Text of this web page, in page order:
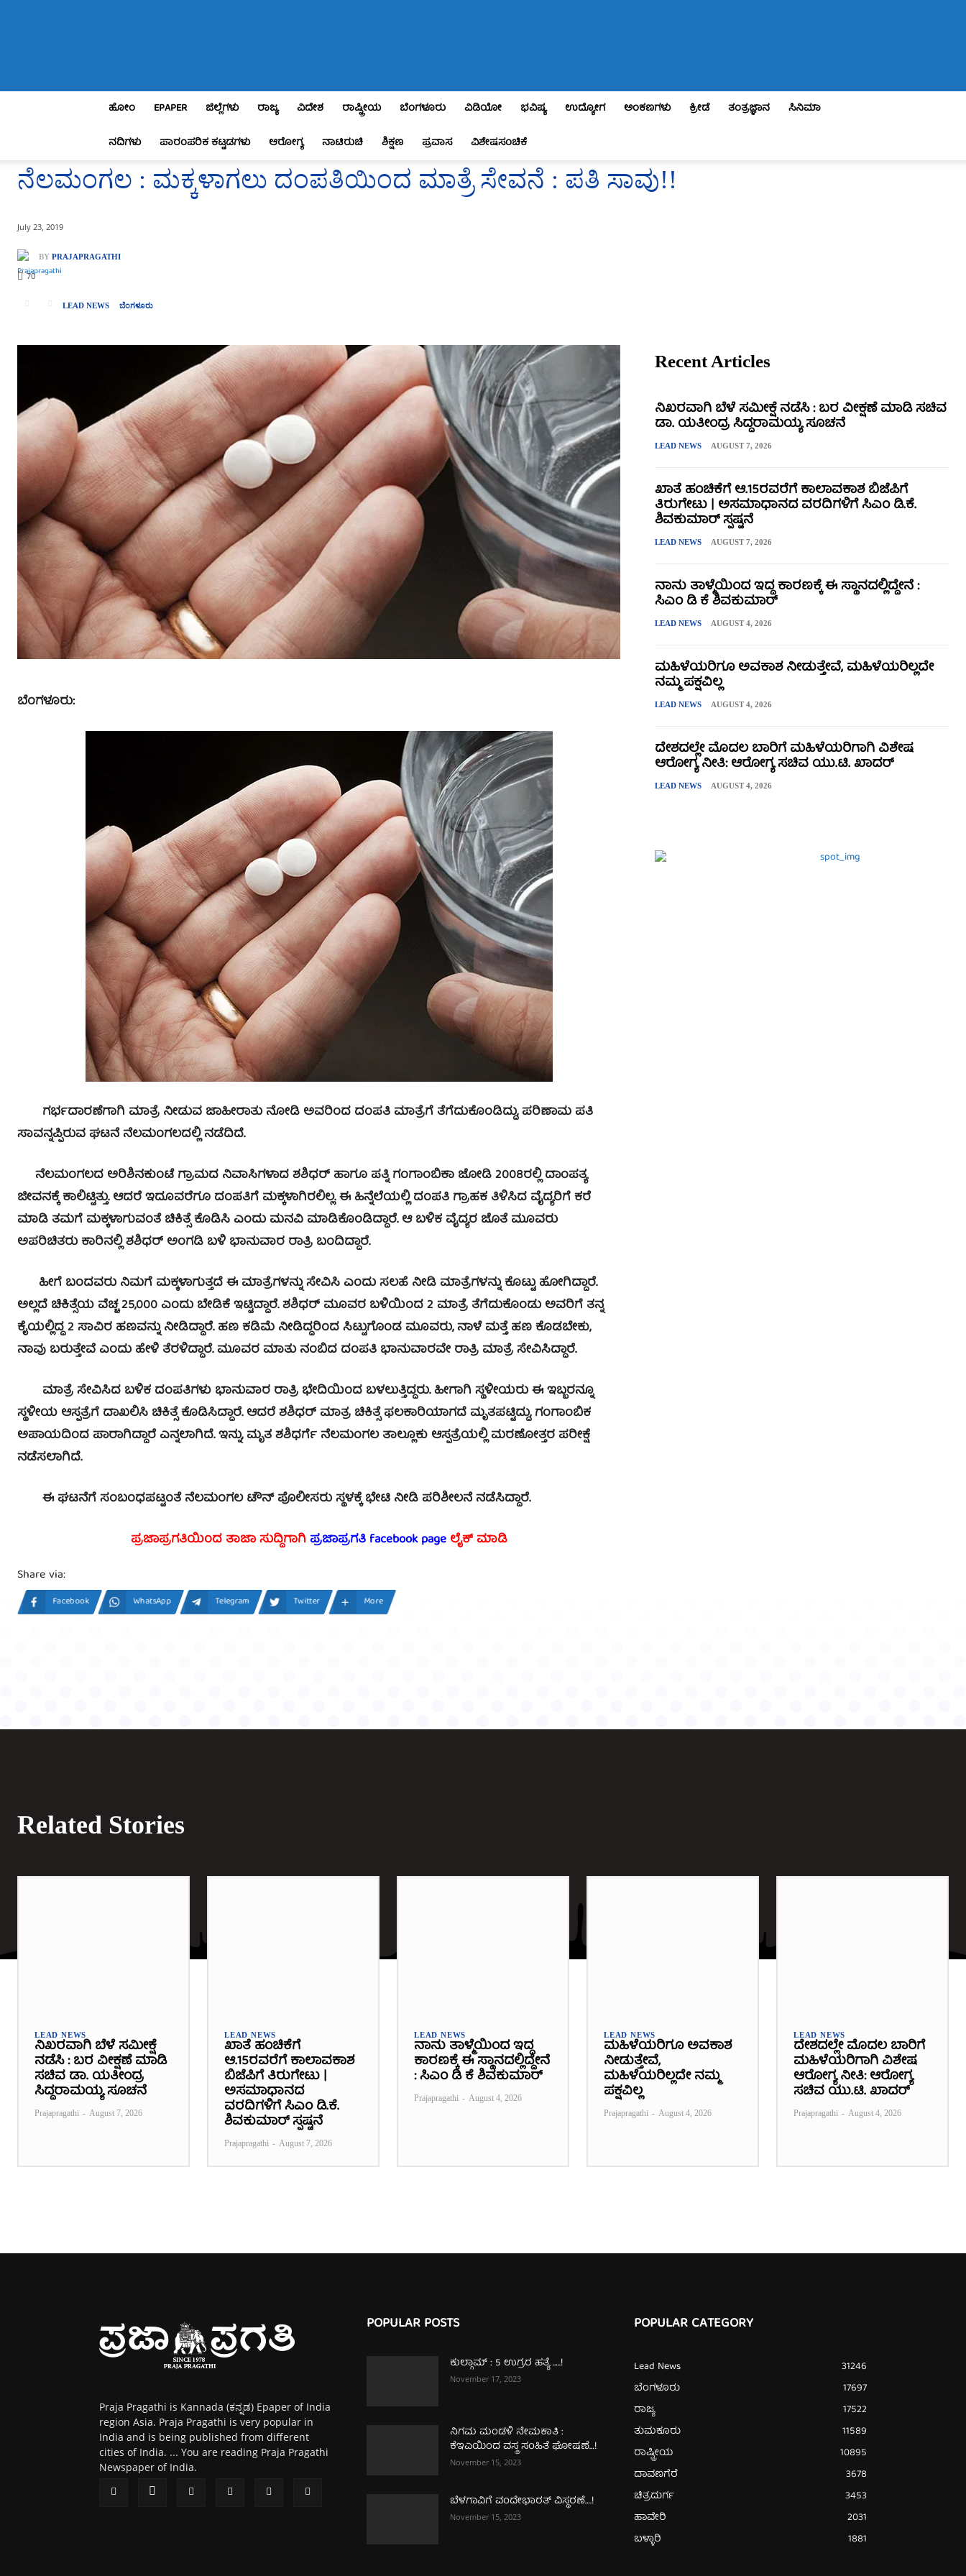
ಹೋಂ EPAPER ಜಿಲ್ಲೆಗಳು ರಾಜ್ಯ ವಿದೇಶ ರಾಷ್ಟ್ರೀಯ ಬೆಂಗಳೂರು ವಿಡಿಯೋ ಭವಿಷ್ಯ ಉದ್ಯೋಗ ಅಂಕಣಗಳು ಕ್ರೀಡೆ ತಂತ್ರಜ್ಞಾನ
ಸಿನಿಮಾ
ನದಿಗಳು
ಪಾರಂಪರಿಕ ಕಟ್ಟಡಗಳು ಆರೋಗ್ಯ ನಾಟಿರುಚಿ ಶಿಕ್ಷಣ ಪ್ರವಾಸ ವಿಶೇಷಸಂಚಿಕೆ
ನೆಲಮಂಗಲ : ಮಕ್ಕಳಾಗಲು ದಂಪತಿಯಿಂದ ಮಾತ್ರೆ ಸೇವನೆ : ಪತಿ ಸಾವು!!
July 23, 2019
BY PRAJAPRAGATHI
70
LEAD NEWS ಬೆಂಗಳೂರು
ಬೆಂಗಳೂರು:
ಗರ್ಭದಾರಣೆಗಾಗಿ ಮಾತ್ರೆ ನೀಡುವ ಜಾಹೀರಾತು ನೋಡಿ ಅವರಿಂದ ದಂಪತಿ ಮಾತ್ರೆಗೆ ತೆಗೆದುಕೊಂಡಿದ್ದು, ಪರಿಣಾಮ ಪತಿ
ಸಾವನ್ನಪ್ಪಿರುವ ಘಟನೆ ನೆಲಮಂಗಲದಲ್ಲಿ ನಡೆದಿದೆ.
ನೆಲಮಂಗಲದ ಅರಿಶಿನಕುಂಟೆ ಗ್ರಾಮದ ನಿವಾಸಿಗಳಾದ ಶಶಿಧರ್ ಹಾಗೂ ಪತ್ನಿ ಗಂಗಾಂಬಿಕಾ ಜೋಡಿ 2008ರಲ್ಲಿ ದಾಂಪತ್ಯ
ಜೀವನಕ್ಕೆ ಕಾಲಿಟ್ಟಿತ್ತು. ಆದರೆ ಇದೂವರೆಗೂ ದಂಪತಿಗೆ ಮಕ್ಕಳಾಗಿರಲಿಲ್ಲ. ಈ ಹಿನ್ನೆಲೆಯಲ್ಲಿ ದಂಪತಿ ಗ್ರಾಹಕ ತಿಳಿಸಿದ ವೈದ್ಯರಿಗೆ ಕರೆ
ಮಾಡಿ ತಮಗೆ ಮಕ್ಕಳಾಗುವಂತೆ ಚಿಕಿತ್ಸೆ ಕೊಡಿಸಿ ಎಂದು ಮನವಿ ಮಾಡಿಕೊಂಡಿದ್ದಾರೆ. ಆ ಬಳಿಕ ವೈದ್ಯರ ಜೊತೆ ಮೂವರು
ಅಪರಿಚಿತರು ಕಾರಿನಲ್ಲಿ ಶಶಿಧರ್ ಅಂಗಡಿ ಬಳಿ ಭಾನುವಾರ ರಾತ್ರಿ ಬಂದಿದ್ದಾರೆ.
ಹೀಗೆ ಬಂದವರು ನಿಮಗೆ ಮಕ್ಕಳಾಗುತ್ತದೆ ಈ ಮಾತ್ರೆಗಳನ್ನು ಸೇವಿಸಿ ಎಂದು ಸಲಹೆ ನೀಡಿ ಮಾತ್ರೆಗಳನ್ನು ಕೊಟ್ಟು ಹೋಗಿದ್ದಾರೆ.
ಅಲ್ಲದೆ ಚಿಕಿತ್ಸೆಯ ವೆಚ್ಚ 25,000 ಎಂದು ಬೇಡಿಕೆ ಇಟ್ಟಿದ್ದಾರೆ. ಶಶಿಧರ್ ಮೂವರ ಬಳಿಯಿಂದ 2 ಮಾತ್ರೆ ತೆಗೆದುಕೊಂಡು ಅವರಿಗೆ ತನ್ನ
ಕೈಯಲ್ಲಿದ್ದ 2 ಸಾವಿರ ಹಣವನ್ನು ನೀಡಿದ್ದಾರೆ. ಹಣ ಕಡಿಮೆ ನೀಡಿದ್ದರಿಂದ ಸಿಟ್ಟುಗೊಂಡ ಮೂವರು, ನಾಳೆ ಮತ್ತೆ ಹಣ ಕೊಡಬೇಕು,
ನಾವು ಬರುತ್ತೇವೆ ಎಂದು ಹೇಳಿ ತೆರಳಿದ್ದಾರೆ.ಮೂವರ ಮಾತು ನಂಬಿದ ದಂಪತಿ ಭಾನುವಾರವೇ ರಾತ್ರಿ ಮಾತ್ರೆ ಸೇವಿಸಿದ್ದಾರೆ.
ಮಾತ್ರೆ ಸೇವಿಸಿದ ಬಳಿಕ ದಂಪತಿಗಳು ಭಾನುವಾರ ರಾತ್ರಿ ಭೇದಿಯಿಂದ ಬಳಲುತ್ತಿದ್ದರು. ಹೀಗಾಗಿ ಸ್ಥಳೀಯರು ಈ ಇಬ್ಬರನ್ನೂ
ಸ್ಥಳೀಯ ಆಸ್ಪತ್ರೆಗೆ ದಾಖಲಿಸಿ ಚಿಕಿತ್ಸೆ ಕೊಡಿಸಿದ್ದಾರೆ. ಆದರೆ ಶಶಿಧರ್ ಮಾತ್ರ ಚಿಕಿತ್ಸೆ ಫಲಕಾರಿಯಾಗದೆ ಮೃತಪಟ್ಟಿದ್ದು, ಗಂಗಾಂಬಿಕ
ಅಪಾಯದಿಂದ ಪಾರಾಗಿದ್ದಾರೆ ಎನ್ನಲಾಗಿದೆ. ಇನ್ನು, ಮೃತ ಶಶಿಧರ್ಗೆ ನೆಲಮಂಗಲ ತಾಲ್ಲೂಕು ಆಸ್ಪತ್ರೆಯಲ್ಲಿ ಮರಣೋತ್ತರ ಪರೀಕ್ಷೆ
ನಡೆಸಲಾಗಿದೆ.
ಈ ಘಟನೆಗೆ ಸಂಬಂಧಪಟ್ಟಂತೆ ನೆಲಮಂಗಲ ಟೌನ್ ಪೊಲೀಸರು ಸ್ಥಳಕ್ಕೆ ಭೇಟಿ ನೀಡಿ ಪರಿಶೀಲನೆ ನಡೆಸಿದ್ದಾರೆ.
ಪ್ರಜಾಪ್ರಗತಿಯಿಂದ ತಾಜಾ ಸುದ್ದಿಗಾಗಿ ಪ್ರಜಾಪ್ರಗತಿ facebookpageಲೈಕ್ ಮಾಡಿ
Share via:
Facebook WhatsApp Telegram Twitter More
Recent Articles
ನಿಖರವಾಗಿ ಬೆಳೆ ಸಮೀಕ್ಷೆ ನಡೆಸಿ : ಬರ ವೀಕ್ಷಣೆ ಮಾಡಿ ಸಚಿವ
ಡಾ. ಯತೀಂದ್ರ ಸಿದ್ದರಾಮಯ್ಯ ಸೂಚನೆ
LEAD NEWS AUGUST 7, 2026
ಖಾತೆ ಹಂಚಿಕೆಗೆ ಆ.15ರವರೆಗೆ ಕಾಲಾವಕಾಶ ಬಿಜೆಪಿಗೆ
ತಿರುಗೇಟು | ಅಸಮಾಧಾನದ ವರದಿಗಳಿಗೆ ಸಿಎಂ ಡಿ.ಕೆ.
ಶಿವಕುಮಾರ್ ಸ್ಪಷ್ಟನೆ
LEAD NEWS AUGUST 7, 2026
ನಾನು ತಾಳ್ಮೆಯಿಂದ ಇದ್ದ ಕಾರಣಕ್ಕೆ ಈ ಸ್ಥಾನದಲ್ಲಿದ್ದೇನೆ :
ಸಿಎಂ ಡಿ ಕೆ ಶಿವಕುಮಾರ್
LEAD NEWS AUGUST 4, 2026
ಮಹಿಳೆಯರಿಗೂ ಅವಕಾಶ ನೀಡುತ್ತೇವೆ, ಮಹಿಳೆಯರಿಲ್ಲದೇ
ನಮ್ಮ ಪಕ್ಷವಿಲ್ಲ
LEAD NEWS AUGUST 4, 2026
ದೇಶದಲ್ಲೇ ಮೊದಲ ಬಾರಿಗೆ ಮಹಿಳೆಯರಿಗಾಗಿ ವಿಶೇಷ
ಆರೋಗ್ಯ ನೀತಿ: ಆರೋಗ್ಯ ಸಚಿವ ಯು.ಟಿ. ಖಾದರ್
LEAD NEWS AUGUST 4, 2026
Related Stories
LEAD NEWS
ನಿಖರವಾಗಿ ಬೆಳೆ ಸಮೀಕ್ಷೆ
ನಡೆಸಿ : ಬರ ವೀಕ್ಷಣೆ ಮಾಡಿ
ಸಚಿವ ಡಾ. ಯತೀಂದ್ರ
ಸಿದ್ದರಾಮಯ್ಯ ಸೂಚನೆ
Prajapragathi - August 7, 2026
LEAD NEWS
ಖಾತೆ ಹಂಚಿಕೆಗೆ
ಆ.15ರವರೆಗೆ ಕಾಲಾವಕಾಶ
ಬಿಜೆಪಿಗೆ ತಿರುಗೇಟು |
ಅಸಮಾಧಾನದ
ವರದಿಗಳಿಗೆ ಸಿಎಂ ಡಿ.ಕೆ.
ಶಿವಕುಮಾರ್ ಸ್ಪಷ್ಟನೆ
Prajapragathi - August 7, 2026
LEAD NEWS
ನಾನು ತಾಳ್ಮೆಯಿಂದ ಇದ್ದ
ಕಾರಣಕ್ಕೆ ಈ ಸ್ಥಾನದಲ್ಲಿದ್ದೇನೆ
: ಸಿಎಂ ಡಿ ಕೆ ಶಿವಕುಮಾರ್
Prajapragathi - August 4, 2026
LEAD NEWS
ಮಹಿಳೆಯರಿಗೂ ಅವಕಾಶ
ನೀಡುತ್ತೇವೆ,
ಮಹಿಳೆಯರಿಲ್ಲದೇ ನಮ್ಮ
ಪಕ್ಷವಿಲ್ಲ
Prajapragathi - August 4, 2026
LEAD NEWS
ದೇಶದಲ್ಲೇ ಮೊದಲ ಬಾರಿಗೆ
ಮಹಿಳೆಯರಿಗಾಗಿ ವಿಶೇಷ
ಆರೋಗ್ಯ ನೀತಿ: ಆರೋಗ್ಯ
ಸಚಿವ ಯು.ಟಿ. ಖಾದರ್
Prajapragathi - August 4, 2026
Praja Pragathi is Kannada (ಕನ್ನಡ) Epaper of India
region Asia. Praja Pragathi is very popular in
India and is being published from different
cities of India. ... You are reading Praja Pragathi
Newspaper of India.
POPULAR POSTS
ಕುಲ್ಗಾಮ್‌ : 5 ಉಗ್ರರ ಹತ್ಯೆ …..!
November 17, 2023
ನಿಗಮ ಮಂಡಳಿ ನೇಮಕಾತಿ :
ಕೆಇಎಯಿಂದ ವಸ್ತ್ರ ಸಂಹಿತೆ ಘೋಷಣೆ…!
November 15, 2023
ಬೆಳಗಾವಿಗೆ ವಂದೇಭಾರತ್‌ ವಿಸ್ಥರಣೆ….!
November 15, 2023
POPULAR CATEGORY
Lead News
31246
ಬೆಂಗಳೂರು
17697
ರಾಜ್ಯ
17522
ತುಮಕೂರು
11589
ರಾಷ್ಟ್ರೀಯ
10895
ದಾವಣಗೆರೆ
3678
ಚಿತ್ರದುರ್ಗ
3453
ಹಾವೇರಿ
2031
ಬಳ್ಳಾರಿ
1881